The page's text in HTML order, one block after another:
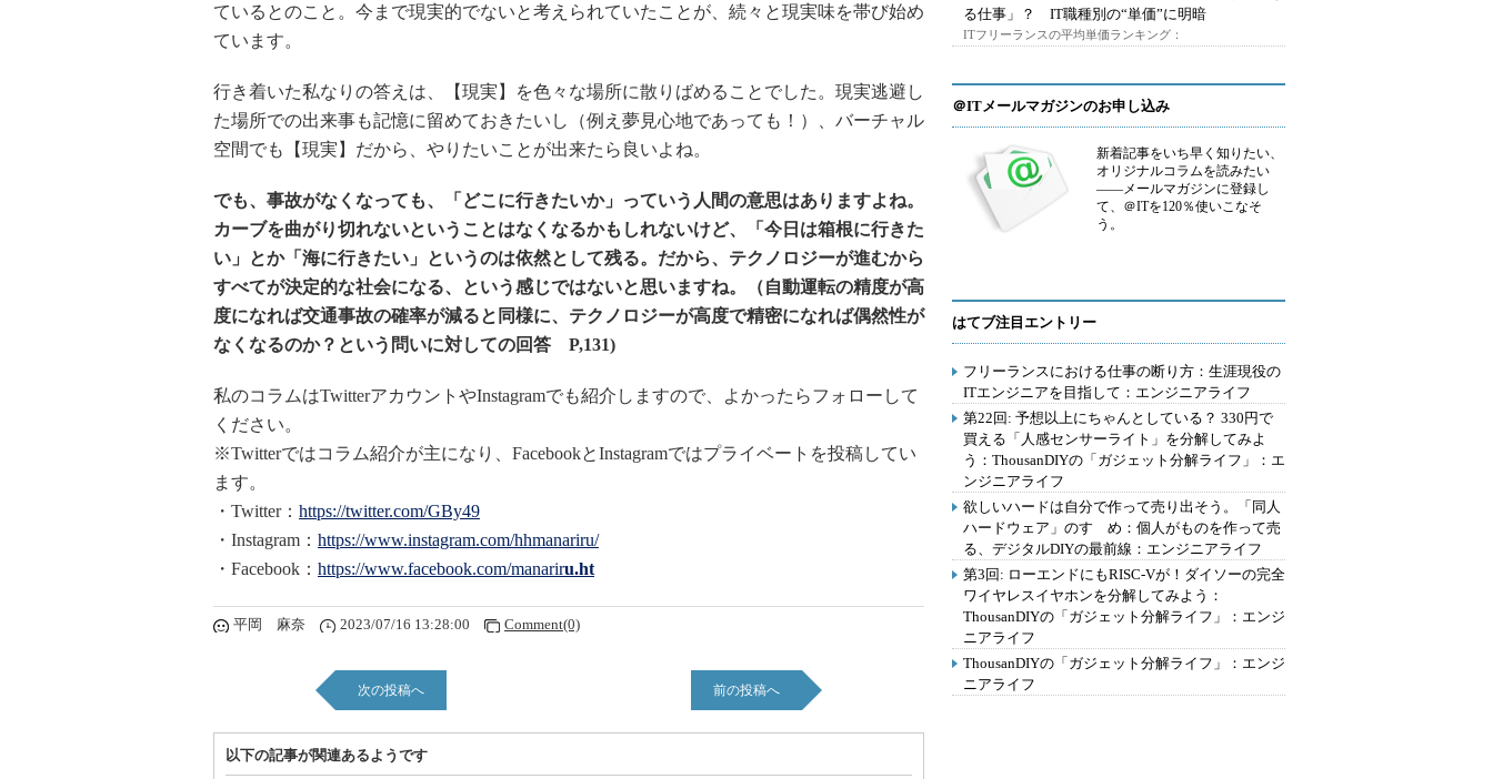
ているとのこと。今まで現実的でないと考えられていたことが、続々と現実味を帯び始め
ています。
行き着いた私なりの答えは、【現実】を色々な場所に散りばめることでした。現実逃避し
た場所での出来事も記憶に留めておきたいし（例え夢見心地であっても！）、バーチャル
空間でも【現実】だから、やりたいことが出来たら良いよね。
でも、事故がなくなっても、「どこに行きたいか」っていう人間の意思はありますよね。
カーブを曲がり切れないということはなくなるかもしれないけど、「今日は箱根に行きた
い」とか「海に行きたい」というのは依然として残る。だから、テクノロジーが進むから
すべてが決定的な社会になる、という感じではないと思いますね。
（自動運転の精度が高
度になれば交通事故の確率が減ると同様に、テクノロジーが高度で精密になれば偶然性が
なくなるのか？という問いに対しての回答 P,131)
私のコラムはTwitterアカウントやInstagramでも紹介しますので、よかったらフォローして
ください。
※Twitterではコラム紹介が主になり、FacebookとInstagramではプライベートを投稿してい
ます。
・Twitter： https://twitter.com/GBy49
・Instagram： https://www.instagram.com/hhmanariru/
・Facebook： https://www.facebook.com/manariru.ht
平岡 麻奈 2023/07/16 13:28:00 Comment(0)
次の投稿へ 前の投稿へ
以下の記事が関連あるようです
る仕事」？ IT職種別の“単価”に明暗
ITフリーランスの平均単価ランキング：
＠ITメールマガジンのお申し込み
新着記事をいち早く知りたい、
オリジナルコラムを読みたい
――メールマガジンに登録し
て、＠ITを120％使いこなそ
う。
はてブ注目エントリー
フリーランスにおける仕事の断り方：生涯現役の
ITエンジニアを目指して：エンジニアライフ
第22回: 予想以上にちゃんとしている？ 330円で
買える「人感センサーライト」を分解してみよ
う：ThousanDIYの「ガジェット分解ライフ」：エ
ンジニアライフ
欲しいハードは自分で作って売り出そう。「同人
ハードウェア」のすゝめ：個人がものを作って売
る、デジタルDIYの最前線：エンジニアライフ
第3回: ローエンドにもRISC-Vが！ダイソーの完全
ワイヤレスイヤホンを分解してみよう：
ThousanDIYの「ガジェット分解ライフ」：エンジ
ニアライフ
ThousanDIYの「ガジェット分解ライフ」：エンジ
ニアライフ